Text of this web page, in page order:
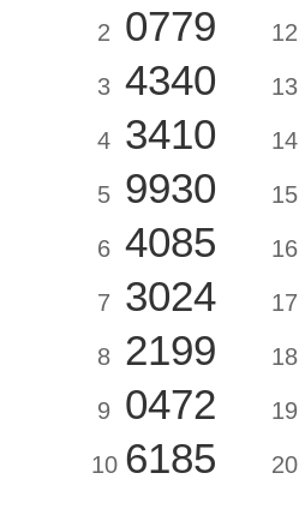
2 0779
3 4340
4 3410
5 9930
6 4085
7 3024
8 2199
9 0472
10 6185
12
13
14
15
16
17
18
19
20